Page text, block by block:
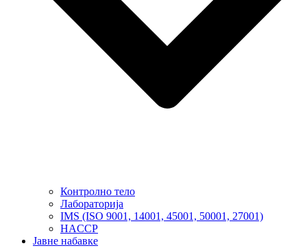
Контролно тело
Лабораторија
IMS (ISO 9001, 14001, 45001, 50001, 27001)
HACCP
Јавне набавке